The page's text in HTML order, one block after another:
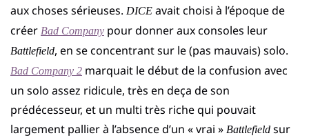
aux choses sérieuses. DICE avait choisi à l’époque de
créer Bad Company pour donner aux consoles leur
Battlefield, en se concentrant sur le (pas mauvais) solo.
Bad Company 2 marquait le début de la confusion avec
un solo assez ridicule, très en deça de son
prédécesseur, et un multi très riche qui pouvait
largement pallier à l’absence d’un « vrai » Battlefield sur